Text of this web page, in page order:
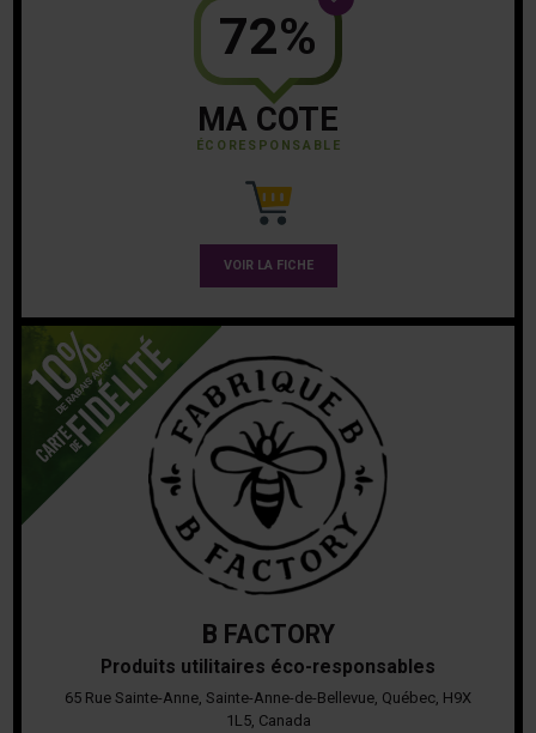
72%
MA COTE
ÉCORESPONSABLE
VOIR LA FICHE
B FACTORY
Produits utilitaires éco-responsables
65 Rue Sainte-Anne, Sainte-Anne-de-Bellevue, Québec, H9X
1L5, Canada